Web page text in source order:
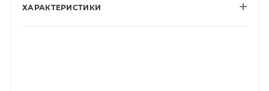
ХАРАКТЕРИСТИКИ